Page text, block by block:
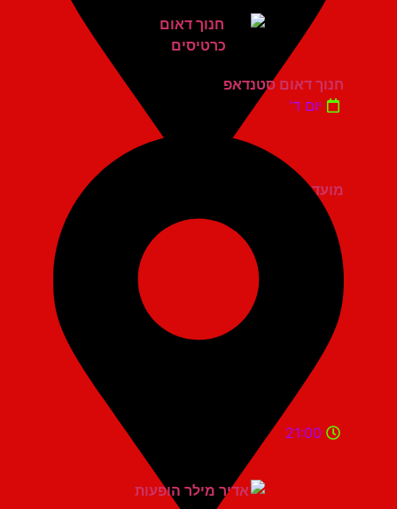
מועדון הגריי יהוד
חנוך דאום סטנדאפ
יום ד'
21:00